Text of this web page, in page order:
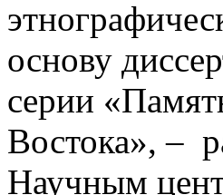
основу
серии
Востока», –
Научным